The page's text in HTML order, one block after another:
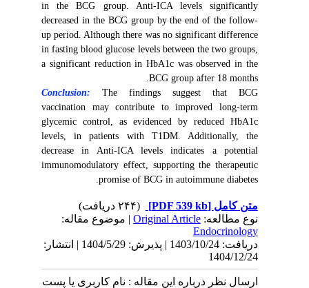
in the BCG group. Anti-ICA levels significantly
decreased in the BCG group by the end of the follow-
up period. Although there was no significant difference
in fasting blood glucose levels between the two groups,
a significant reduction in HbA1c was observed in the
BCG group after 18 months.
Conclusion:
The findings suggest that BCG
vaccination may contribute to improved long-term
glycemic control, as evidenced by reduced HbA1c
levels, in patients with T1DM. Additionally, the
decrease in Anti-ICA levels indicates a potential
immunomodulatory effect, supporting the therapeutic
promise of BCG in autoimmune diabetes.
متن کامل[PDF 539 kb]
نوع مطالعه:Original Article| موضوع مقاله:
Endocrinology
دریافت: 1403/10/24 | پذیرش: 1404/5/29 | انتشار:
1404/12/24
ارسال نظر درباره این مقاله : نام کاربری یا پست